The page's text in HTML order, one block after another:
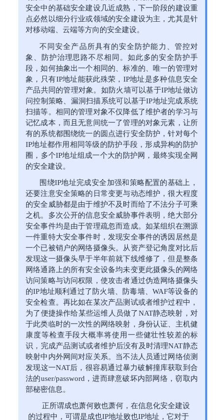
安全中的基础安全建设几近成熟，下一阶段的建设重
点必然以细分行业或领域的安全建设为主，尤其是针
对移动端、云端等方向的安全建设。
不同安全产品所具有的安全防护能力、管控对
象、防护治理思路不尽相同。如此多的安全防护手
段，如何抽象出一个相同的、标准的、唯一的管理对
象，只有IP地址能获此殊荣，IP地址是多种信息安全
产品共同的管理对象。如防火墙可以基于IP地址做访
问控制策略、漏洞扫描系统可以基于IP地址完成系统
扫描等。相同的管理对象不仅降低了维护者的学习与
记忆成本，而且无意间统一了管理的对象元素，让所
有的系统都围绕统一的圆点进行安全防护，针对每个
IP地址都作用相同等级的防护手段，形成异构的防护
圈，多个IP地址组成一个大的防护网，最终实现全网
的安全建设。
围绕IP地址完成安全加强和策略配置的基础上，
还要注意安全策略的日常变更与动态维护，很大程度
的安全威胁都是由于维护不及时而给了不法分子可乘
之机。多次公开的信息安全威胁事件表明，绝大部分
安全事件均是由于管理疏忽而造成。如某组织在溯源
一件重特大安全事件时，发现安全事件的诱因居然是
一个已被销户的网络摄像头。从资产登记角度对比后
发现这一摄像头早于半年前就下线维修了，但是整条
网络通路上的所有安全设备均未变更此摄像头的网络
访问策略与访问权限，使攻击者通过伪造网络摄像头
的IP地址顺利通过了防火墙、防毒墙、WAF等设备的
安全检查。再比如在某次产品测试或者维护过程中，
为了便捷操作给某些运维人员做了NAT静态映射，对
于此类临时的一次性的网络映射，身份认证、主机健
康度等检查手段大概率将使用一些健壮性较差的标
识，完成产品测试或者维护后没有及时清理NAT静态
映射中内外网间对应关系。当不法人员通过网络侦测
发现这一NAT后，很容易通过暴力破解撞库获取到合
法的user/password，进而肆意破坏内部网络，窃取内
部秘密信息。
正所谓成也萧何败也萧何，在信息化安全建设
的过程中，可谓是成也IP地址败也IP地址，它对于